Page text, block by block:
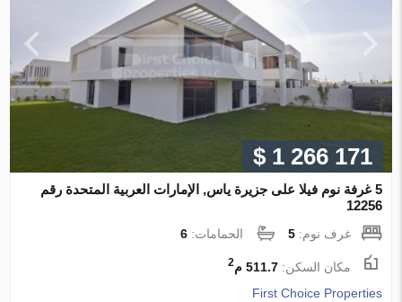
$ 1 266 171
5 غرفة نوم فيلا على جزيرة ياس, الإمارات العربية المتحدة رقم
12256
غرف نوم:5 الحمامات:6
مكان السكن:511.7 م 2
First Choice Properties